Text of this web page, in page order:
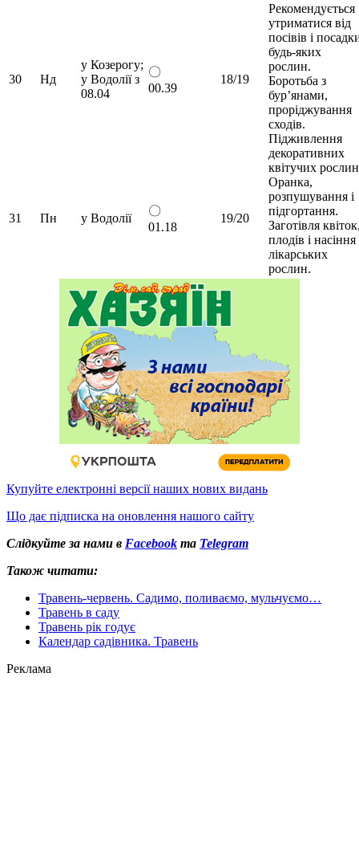
30 Нд
у Козерогу;
у Водолії з
08.04
〇
00.39
18/19
Рекомендується
утриматися від
посівів і
будь-яких
рослин.
Боротьба з
бур’янами,
проріджування
сходів.
Підживлення
декоративних
квітучих
Оранка,
розпушування і
підгортання.
Заготівля
плодів і насіння
лікарських
рослин.
31 Пн у Водолії
〇
01.18
19/20
Купуйте електронні версії наших нових видань
Що дає підписка на оновлення нашого сайту
Слідкуйте за нами в Facebook та Telegram
Також читати:
Травень-червень. Садимо, поливаємо, мульчуємо…
Травень в саду
Травень рік годує
Календар садівника. Травень
Реклама